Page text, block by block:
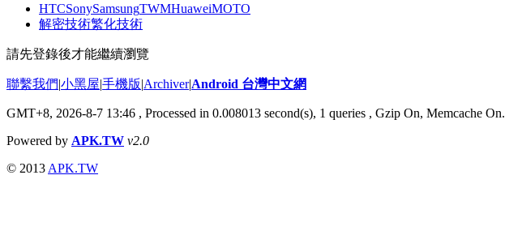
HTCSonySamsungTWMHuaweiMOTO
解密技術繁化技術
請先登錄後才能繼續瀏覽
聯繫我們|小黑屋|手機版|Archiver|Android 台灣中文網
GMT+8, 2026-8-7 13:46 , Processed in 0.008013 second(s), 1 queries , Gzip On, Memcache On.
Powered by APK.TW v2.0
© 2013 APK.TW